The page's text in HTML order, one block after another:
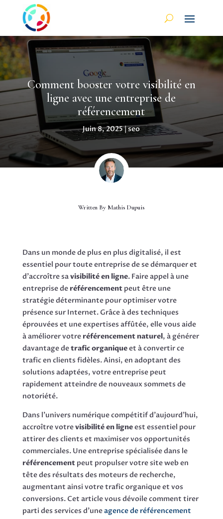
Comment booster votre visibilité en
ligne avec une entreprise de
référencement
Juin 8, 2025|seo
Written By Mathis Dupuis
Dans un monde de plus en plus digitalisé, il est
essentiel pour toute entreprise de se démarquer et
d’accroître savisibilité en ligne. Faire appel à une
entreprise de référencementpeut être une
stratégie déterminante pour optimiser votre
présence sur Internet. Grâce à des techniques
éprouvées et une expertises affûtée, elle vous aide
à améliorer votre référencement naturel, à générer
davantage detrafic organiqueet à convertir ce
trafic en clients fidèles. Ainsi, en adoptant des
solutions adaptées, votre entreprise peut
rapidement atteindre de nouveaux sommets de
notoriété.
Dans l’univers numérique compétitif d’aujourd’hui,
accroître votrevisibilité en ligneest essentiel pour
attirer des clients et maximiser vos opportunités
commerciales. Une entreprise spécialisée dans le
référencementpeut propulser votre site web en
tête des résultats des moteurs de recherche,
augmentant ainsi votre trafic organique et vos
conversions. Cet article vous dévoile comment tirer
parti des services d’uneagence de référencement